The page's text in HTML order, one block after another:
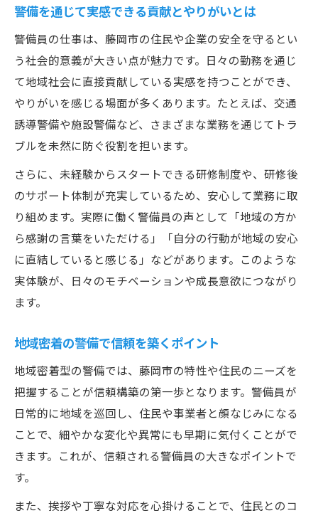
警備を通じて実感できる貢献とやりがいとは
警備員の仕事は、藤岡市の住民や企業の安全を守るとい
う社会的意義が大きい点が魅力です。日々の勤務を通じ
て地域社会に直接貢献している実感を持つことができ、
やりがいを感じる場面が多くあります。たとえば、交通
誘導警備や施設警備など、さまざまな業務を通じてトラ
ブルを未然に防ぐ役割を担います。
さらに、未経験からスタートできる研修制度や、研修後
のサポート体制が充実しているため、安心して業務に取
り組めます。実際に働く警備員の声として「地域の方か
ら感謝の言葉をいただける」「自分の行動が地域の安心
に直結していると感じる」などがあります。このような
実体験が、日々のモチベーションや成長意欲につながり
ます。
地域密着の警備で信頼を築くポイント
地域密着型の警備では、藤岡市の特性や住民のニーズを
把握することが信頼構築の第一歩となります。警備員が
日常的に地域を巡回し、住民や事業者と顔なじみになる
ことで、細やかな変化や異常にも早期に気付くことがで
きます。これが、信頼される警備員の大きなポイントで
す。
また、挨拶や丁寧な対応を心掛けることで、住民とのコ